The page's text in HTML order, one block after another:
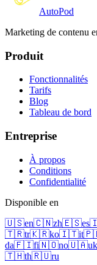
AutoPod
Marketing de contenu
Produit
Fonctionnalités
Tarifs
Blog
Tableau de bord
Entreprise
À propos
Conditions
Confidentialité
Disponible en
🇺🇸en🇨🇳zh🇪🇸es
🇹🇷tr🇰🇷ko🇮🇹it
da🇫🇮fi🇳🇴no🇺🇦uk
🇹🇭th🇷🇺ru